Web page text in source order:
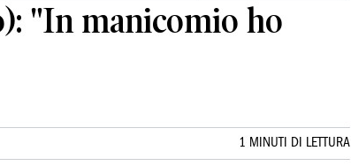
"In manicomio ho
1 MINUTI DI LETTURA